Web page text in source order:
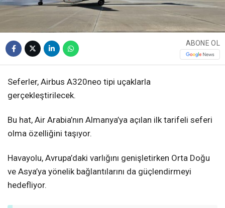
Youtube
ABONE OL
Seferler, Airbus A320neo tipi uçaklarla
gerçekleştirilecek.
Bu hat, Air Arabia’nın Almanya’ya açılan ilk tarifeli seferi
olma özelliğini taşıyor.
Havayolu, Avrupa’daki varlığını genişletirken Orta Doğu
ve Asya’ya yönelik bağlantılarını da güçlendirmeyi
hedefliyor.